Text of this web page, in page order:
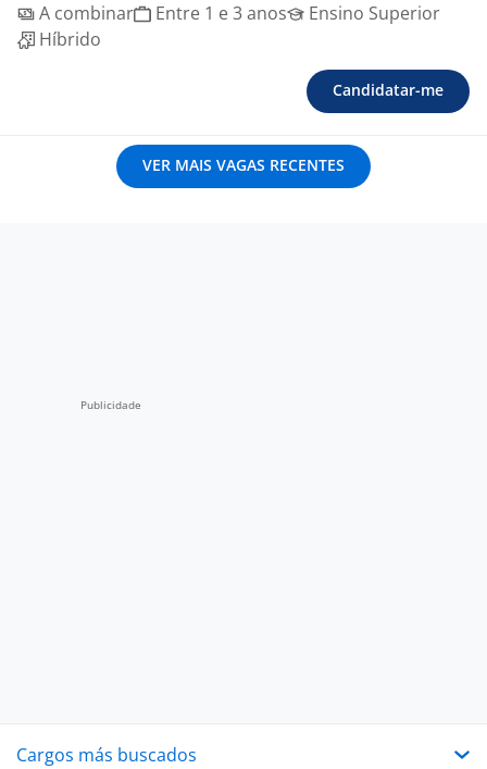
A combinar
Entre 1 e 3 anos
Ensino Superior
Híbrido
Candidatar-me
VER MAIS VAGAS RECENTES
Cargos más buscados